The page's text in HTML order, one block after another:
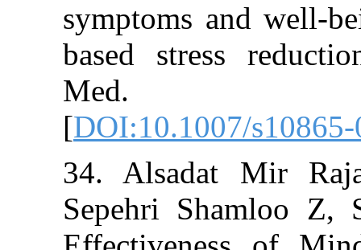
symptoms and
based stress
[DOI:10.1007/
34. Alsadat
Sepehri